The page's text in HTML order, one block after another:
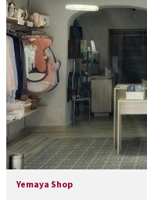
Yemaya Shop